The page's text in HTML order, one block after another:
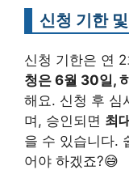
신청 기한
신청 기한은 연
청은 6월 30일,
해요. 신청 후 심
며, 승인되면 최
을 수 있습니다.
어야 하겠죠?😅